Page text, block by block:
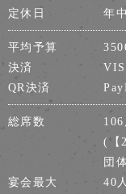
定休日
年
平均予算
決済
QR決済
総席数
106
(【
団
宴会最大
40人